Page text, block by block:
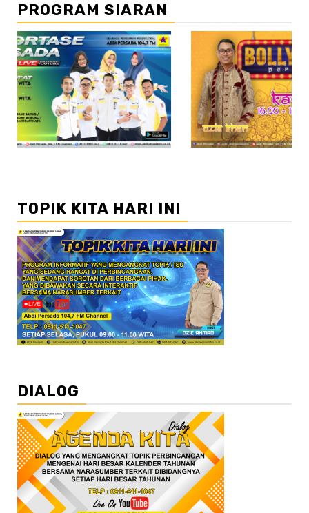
PROGRAM SIARAN
//2
TOPIK KITA HARI INI
DIALOG